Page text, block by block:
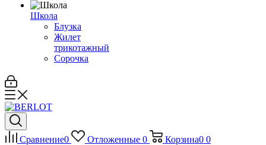
Школа
Блузка
Жилет
трикотажный
Сорочка
Сравнение0 Отложенные 0 Корзина0 0